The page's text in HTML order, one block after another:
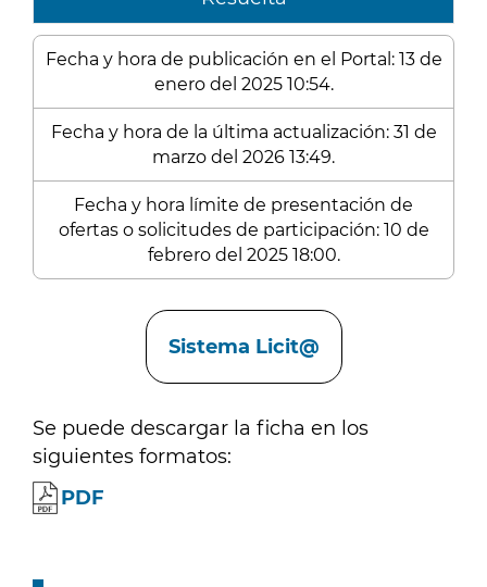
Fecha y hora de publicación en el Portal: 13 de
enero del 2025 10:54.
Fecha y hora de la última actualización: 31 de
marzo del 2026 13:49.
Fecha y hora límite de presentación de
ofertas o solicitudes de participación: 10 de
febrero del 2025 18:00.
Sistema Licit@
Se puede descargar la ficha en los
siguientes formatos:
PDF